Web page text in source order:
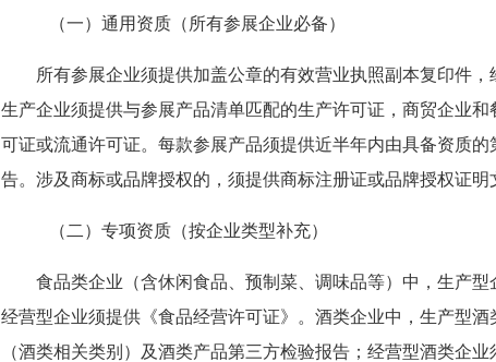
（一）通用资质（所有参展企业必备）
所有参展企业须提供加盖公章的有效营业执照副本复印件，
生产企业须提供与参展产品清单匹配的生产许可证，商贸企业
可证或流通许可证。每款参展产品须提供近半年内由具备资质
告。涉及商标或品牌授权的，须提供商标注册证或品牌授权证明
（二）专项资质（按企业类型补充）
食品类企业（含休闲食品、预制菜、调味品等）中，生产型
经营型企业须提供《食品经营许可证》。酒类企业中，生产型酒
（酒类相关类别）及酒类产品第三方检验报告；经营型酒类企